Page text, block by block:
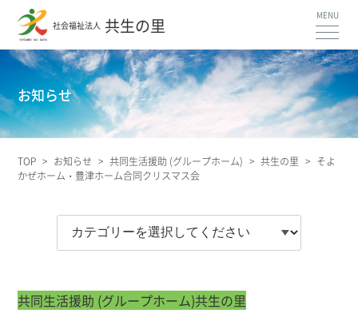
社会福祉法人 共生の里
お知らせ
TOP > お知らせ > 共同生活援助 (グループホーム) > 共生の里 > そよ
かぜホーム・豊津ホーム合同クリスマス会
共同生活援助 (グループホーム)共生の里